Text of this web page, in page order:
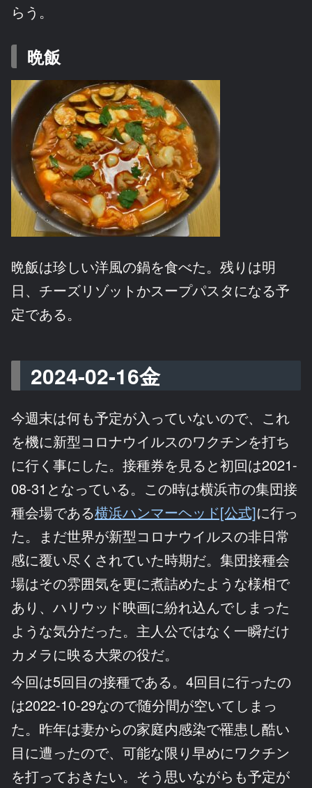
らう。
晩飯
晩飯は珍しい洋風の鍋を食べた。残りは明
日、チーズリゾットかスープパスタになる予
定である。
2024-02-16金
今週末は何も予定が入っていないので、これ
を機に新型コロナウイルスのワクチンを打ち
に行く事にした。接種券を見ると初回は2021-
08-31となっている。この時は横浜市の集団接
種会場である横浜ハンマーヘッド[公式]に行っ
た。まだ世界が新型コロナウイルスの非日常
感に覆い尽くされていた時期だ。集団接種会
場はその雰囲気を更に煮詰めたような様相で
あり、ハリウッド映画に紛れ込んでしまった
ような気分だった。主人公ではなく一瞬だけ
カメラに映る大衆の役だ。
今回は5回目の接種である。4回目に行ったの
は2022-10-29なので随分間が空いてしまっ
た。昨年は妻からの家庭内感染で罹患し酷い
目に遭ったので、可能な限り早めにワクチン
を打っておきたい。そう思いながらも予定が